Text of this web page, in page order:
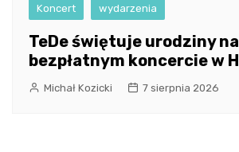
Koncert wydarzenia
TeDe świętuje urodziny na
bezpłatnym koncercie w
Michał Kozicki 7 sierpnia 2026